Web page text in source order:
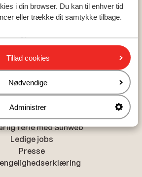
i din browser. Du kan til enhver tid
eller trække dit samtykke tilbage.
Tillad cookies
Nødvendige
Administrer
Alanya
Hurghada
Om Sunweb
ferie med Sunweb
Ledige jobs
Presse